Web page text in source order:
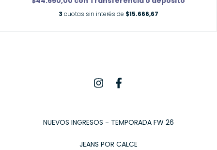
3 cuotas sin interés de $15.666,67
NUEVOS INGRESOS - TEMPORADA FW 26
JEANS POR CALCE